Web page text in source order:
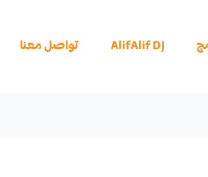
AlifAlif DJ تواصل معنا